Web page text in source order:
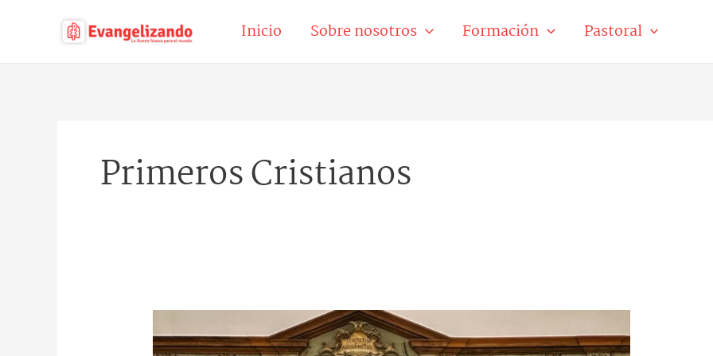
contenido
Inicio Sobre nosotros Formación Pastoral
Primeros Cristianos
grandes